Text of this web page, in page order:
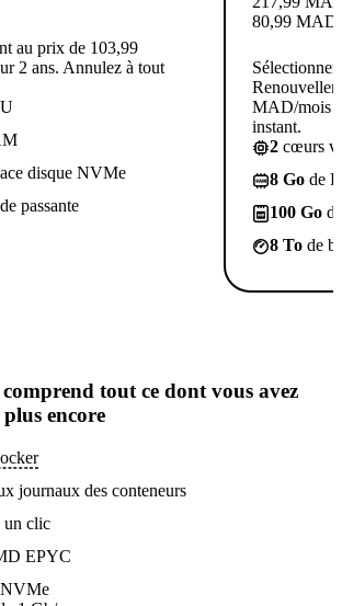
au prix de 103,99
2 ans. Annulez à tout
disque NVMe
passante
80,99 MAD
Sélectionner
MAD/mois
instant.
2 cœurs
8 Go de
100 Go
8 To de
tout ce dont vous avez
encore
journaux des conteneurs
un clic
EPYC
NVMe